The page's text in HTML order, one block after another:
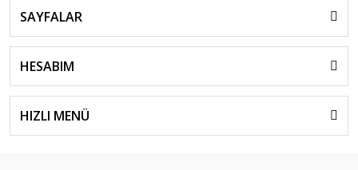
SAYFALAR
HESABIM
HIZLI MENÜ